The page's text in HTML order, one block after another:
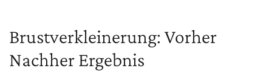
Brustverkleinerung: Vorher
Nachher Ergebnis